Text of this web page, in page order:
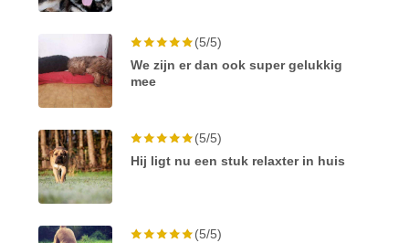
(5/5)
We zijn er dan ook super gelukkig
mee
(5/5)
Hij ligt nu een stuk relaxter in huis
(5/5)